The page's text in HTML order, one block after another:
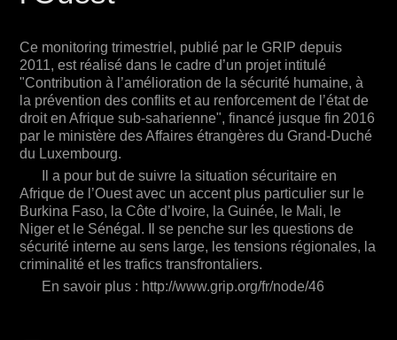
Ce monitoring trimestriel, publié par le GRIP depuis
2011, est réalisé dans le cadre d’un projet intitulé
"Contribution à l’amélioration de la sécurité humaine, à
la prévention des conflits et au renforcement de l’état de
droit en Afrique sub-saharienne", financé jusque fin 2016
par le ministère des Affaires étrangères du Grand-Duché
du Luxembourg.
Il a pour but de suivre la situation sécuritaire en
Afrique de l’Ouest avec un accent plus particulier sur le
Burkina Faso, la Côte d’Ivoire, la Guinée, le Mali, le
Niger et le Sénégal. Il se penche sur les questions de
sécurité interne au sens large, les tensions régionales, la
criminalité et les trafics transfrontaliers.
En savoir plus : http://www.grip.org/fr/node/46